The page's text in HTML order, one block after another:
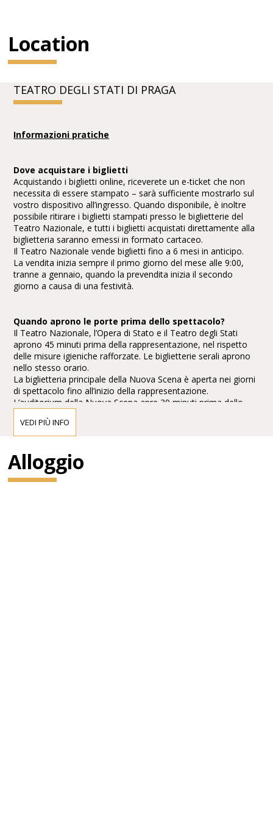
Location
TEATRO DEGLI STATI DI PRAGA
Informazioni pratiche
Dove acquistare i biglietti
Acquistando i biglietti online, riceverete un e-ticket che non
necessita di essere stampato – sarà sufficiente mostrarlo sul
vostro dispositivo all’ingresso. Quando disponibile, è inoltre
possibile ritirare i biglietti stampati presso le biglietterie del
Teatro Nazionale, e tutti i biglietti acquistati direttamente alla
biglietteria saranno emessi in formato cartaceo.
Il Teatro Nazionale vende biglietti fino a 6 mesi in anticipo.
La vendita inizia sempre il primo giorno del mese alle 9:00,
tranne a gennaio, quando la prevendita inizia il secondo
giorno a causa di una festività.
Quando aprono le porte prima dello spettacolo?
Il Teatro Nazionale, l’Opera di Stato e il Teatro degli Stati
aprono 45 minuti prima della rappresentazione, nel rispetto
delle misure igieniche rafforzate. Le biglietterie serali aprono
nello stesso orario.
La biglietteria principale della Nuova Scena è aperta nei giorni
di spettacolo fino all’inizio della rappresentazione.
L’auditorium della Nuova Scena apre 30 minuti prima dello
Il dress code è richiesto solo per eventi speciali. Con il loro
aspetto, i visitatori dimostrano di essere consapevoli
dell’occasione festiva che stanno vivendo in teatro. Persone
VEDI PIÙ INFO
Alloggio